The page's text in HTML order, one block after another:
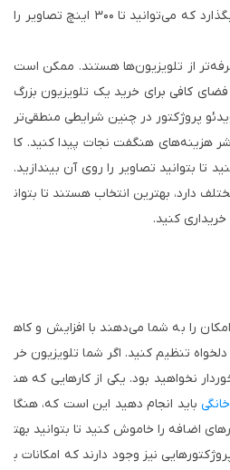
ی‌تواند تصاویری را به نمایش بگذارد که می‌توانید تا ۳۰۰ اینچ تصاویر را
از تلویزیون‌ها هستند. ممکن است
کافی برای خرید یک تلویزیون بزرگ
پروژکتور در چنین شرایطی منطقی‌تر
هزینه‌های هنگفت نجات پیدا کنید. کا
بتوانید تصاویر را روی آن بیندازید.
دارد، بهترین انتخاب هستند تا بتوان
کنید.
را به شما می‌دهند با افزایش و کاه
تنظیم کنید. اگر شما تلویزیون خر
نخواهید بود. یکی از کار‌هایی که هن
باید انجام دهید این است که، هنگا
اضافه را خاموش کنید تا بتوانید بهت
نیز وجود دارند که امکانات ب